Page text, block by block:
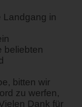
Landgang in
beliebten
bitten wir
zu werfen,
Dank für